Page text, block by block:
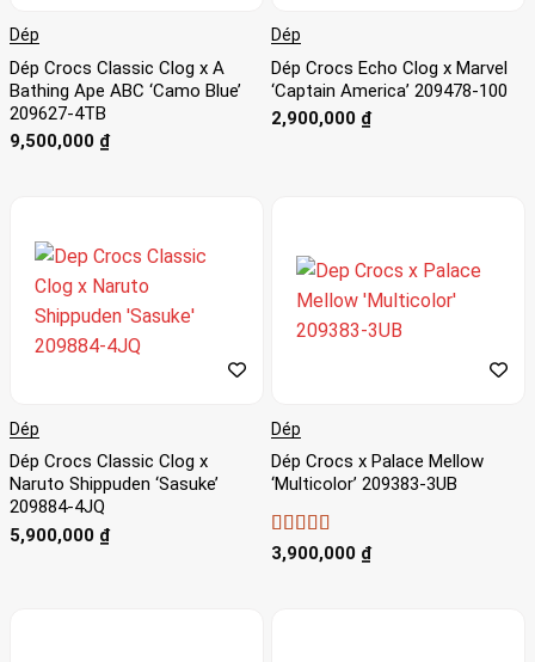
Dép
Dép Crocs Classic Clog x A
Bathing Ape ABC ‘Camo Blue’
209627-4TB
9,500,000 ₫
Dép
Dép Crocs Echo Clog x Marvel
‘Captain America’ 209478-100
2,900,000 ₫
Dép
Dép Crocs Classic Clog x
Naruto Shippuden ‘Sasuke’
209884-4JQ
5,900,000 ₫
Dép
Dép Crocs x Palace Mellow
‘Multicolor’ 209383-3UB
Được xếp
3,900,000 ₫